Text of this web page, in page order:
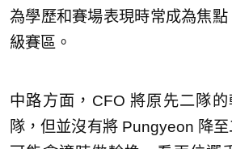
為學歷和賽場表現時常成為焦
級賽區。
中路方面，CFO 將原先二隊
隊，但並沒有將 Pungyeon 降